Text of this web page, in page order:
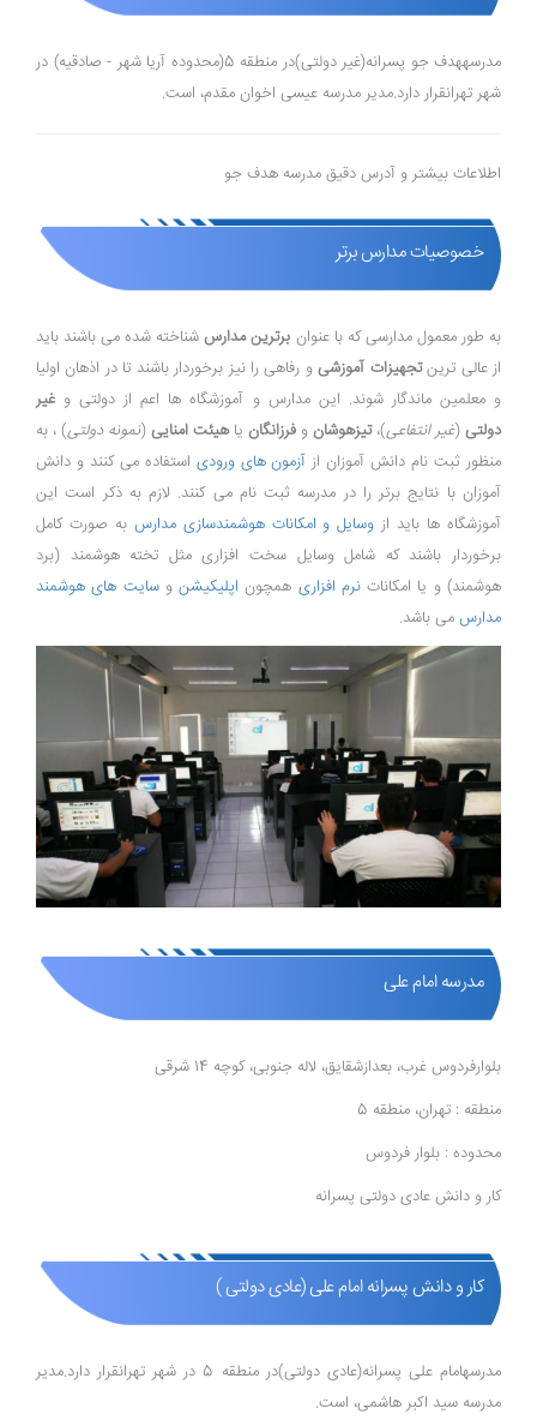
مدرسههدف جو پسرانه(غیر دولتی)در منطقه 5(محدوده آریا شهر - صادقیه) در
شهر تهرانقرار دارد.مدیر مدرسه عیسی اخوان مقدم، است.
اطلاعات بیشتر و آدرس دقیق مدرسه هدف جو
خصوصیات مدارس برتر
به طور معمول مدارسی که با عنوان برترین مدارسشناخته شده می باشند باید
از عالی ترینتجهیزات آموزشیو رفاهی را نیز برخوردار باشند تا در اذهان اولیا
و معلمین ماندگار شوند. این مدارس و آموزشگاه ها اعم از دولتی و غیر
دولتی (غیر انتفاعی)،تیزهوشان و فرزانگان یاهیئت امنایی (نمونه دولتی) ، به
منظور ثبت نام دانش آموزان از آزمون های ورودی استفاده می کنند و دانش
آموزان با نتایج برتر را در مدرسه ثبت نام می کنند. لازم به ذکر است این
آموزشگاه ها باید از وسایل و امکانات هوشمندسازی مدارس به صورت کامل
برخوردار باشند که شامل وسایل سخت افزاری مثل تخته هوشمند (برد
هوشمند) و یا امکاناتنرم افزاری همچون اپلیکیشنوسایت های هوشمند
مدارس می باشد.
مدرسه امام علی
بلوارفردوس غرب، بعدازشقایق، لاله جنوبی، کوچه 14 شرقی
منطقه : تهران، منطقه 5
محدوده : بلوار فردوس
کار و دانش عادی دولتی پسرانه
کار و دانش پسرانه امام علی (عادی دولتی )
مدرسهامام علی پسرانه(عادی دولتی)در منطقه 5 در شهر تهرانقرار دارد.مدیر
مدرسه سید اکبر هاشمی، است.